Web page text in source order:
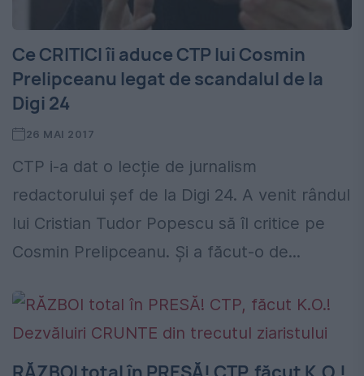
Ce CRITICI îi aduce CTP lui Cosmin
Prelipceanu legat de scandalul de la
Digi 24
26 MAI 2017
CTP i-a dat o lecție de jurnalism
redactorului șef de la Digi 24. A venit rândul
lui Cristian Tudor Popescu să îl critice pe
Cosmin Prelipceanu. Şi a făcut-o de...